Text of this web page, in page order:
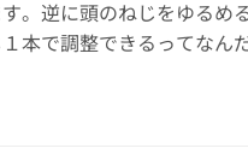
。逆に頭のねじをゆるめ
本で調整できるってなん